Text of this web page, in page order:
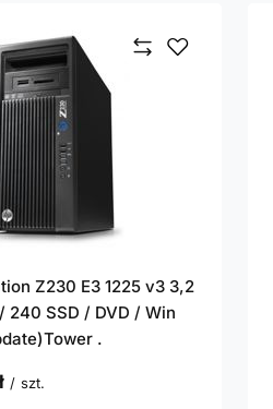
Z230 E3 1225 v3 3,2
240 SSD / DVD / Win
.
/ szt.